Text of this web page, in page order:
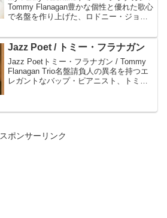
Tommy Flanagan豊かな個性と優れた歌心
で名盤を作り上げた、ロドニー・ジョー
ジネイティブな感性が聴く者を酔わせ
る。初CD化。帯よりDi...
Jazz Poet / トミー・フラナガン
Jazz Poetトミー・フラナガン / Tommy
Flanagan Trio名盤請負人の異名を持つエ
レガントなバップ・ピアニスト、トミ
ラー・トリオで録音したスタ...
スポンサーリンク